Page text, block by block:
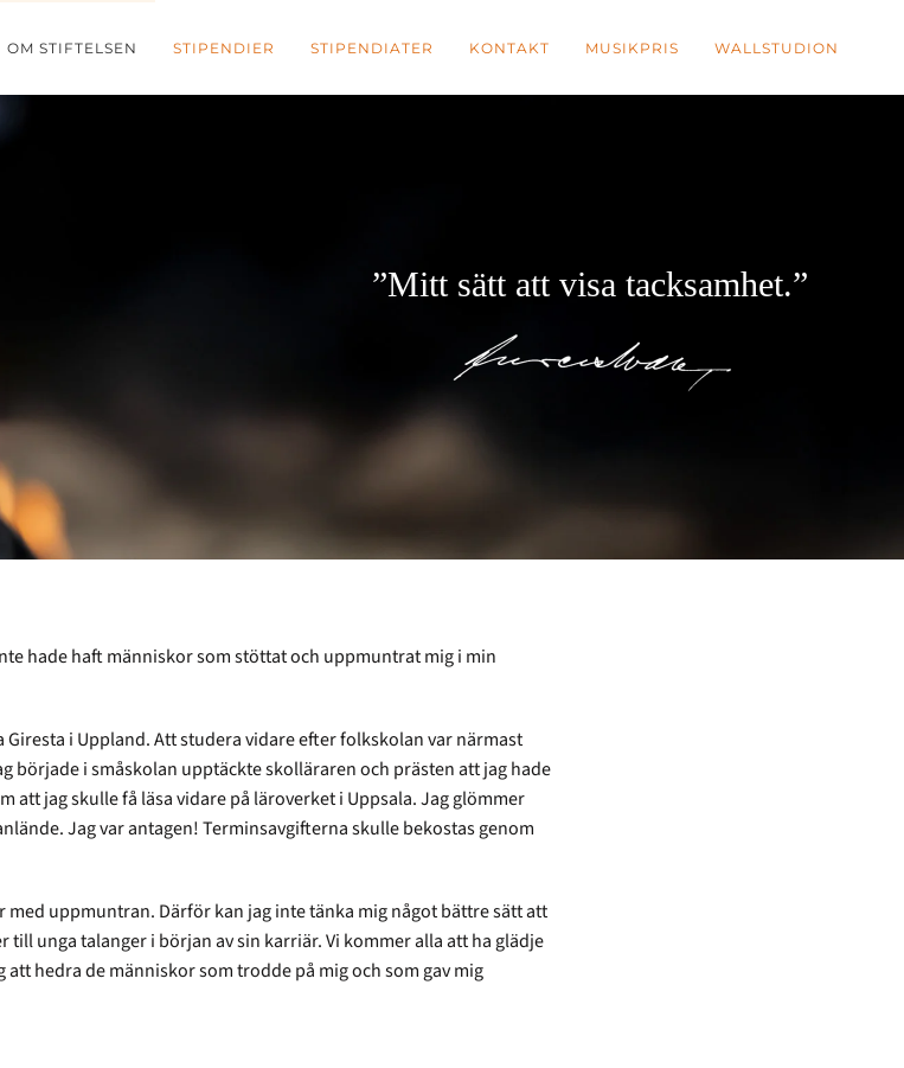
OM STIFTELSEN STIPENDIER STIPENDIATER KONTAKT MUSIKPRIS WALLSTUDION
”Mitt sätt att visa tacksamhet.”
hade haft människor som stöttat och uppmuntrat mig i min
i Uppland. Att studera vidare efter folkskolan var närmast
började i småskolan upptäckte skolläraren och prästen att jag hade
att jag skulle få läsa vidare på läroverket i Uppsala. Jag glömmer
Jag var antagen! Terminsavgifterna skulle bekostas genom
med uppmuntran. Därför kan jag inte tänka mig något bättre sätt att
unga talanger i början av sin karriär. Vi kommer alla att ha glädje
att hedra de människor som trodde på mig och som gav mig